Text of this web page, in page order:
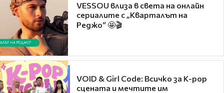
VESSOU влиза в света на онлайн
сериалите с „Кварталът на
Реджо“ 🤩🎬
VOID & Girl Code: Всичко за K-pop
сцената и мечтите им